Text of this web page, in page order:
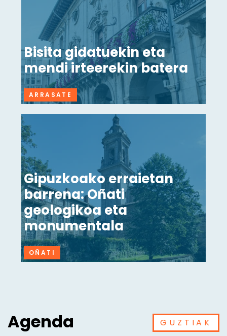
Bisita gidatuekin eta
mendi irteerekin batera
ARRASATE
Gipuzkoako erraietan
barrena: Oñati
geologikoa eta
monumentala
OÑATI
Agenda GUZTIAK